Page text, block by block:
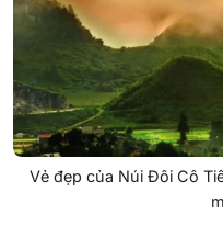
Vẻ đẹp của Núi Đôi Cô